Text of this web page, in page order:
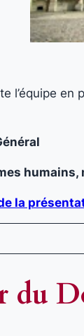
l’équipe
la
du